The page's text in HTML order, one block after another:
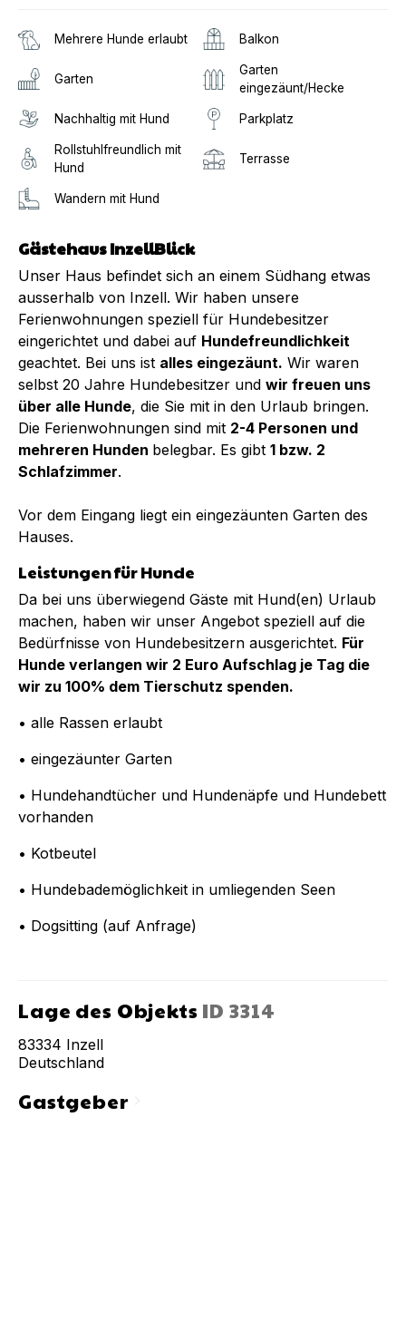
Mehrere Hunde erlaubt Balkon
Garten
Garten
eingezäunt/Hecke
Nachhaltig mit Hund Parkplatz
Rollstuhlfreundlich mit
Hund
Terrasse
Wandern mit Hund
Gästehaus InzellBlick
Unser Haus befindet sich an einem Südhang etwas
ausserhalb von Inzell. Wir haben unsere
Ferienwohnungen speziell für Hundebesitzer
eingerichtet und dabei auf Hundefreundlichkeit
geachtet. Bei uns ist alles eingezäunt. Wir waren
selbst 20 Jahre Hundebesitzer und wir freuen uns
über alle Hunde, die Sie mit in den Urlaub bringen.
Die Ferienwohnungen sind mit 2-4 Personen und
mehreren Hunden belegbar. Es gibt 1 bzw. 2
Schlafzimmer.
Vor dem Eingang liegt ein eingezäunten Garten des
Hauses.
Leistungen für Hunde
Da bei uns überwiegend Gäste mit Hund(en) Urlaub
machen, haben wir unser Angebot speziell auf die
Bedürfnisse von Hundebesitzern ausgerichtet. Für
Hunde verlangen wir 2 Euro Aufschlag je Tag die
wir zu 100% dem Tierschutz spenden.
• alle Rassen erlaubt
• eingezäunter Garten
• Hundehandtücher und Hundenäpfe und Hundebett
vorhanden
• Kotbeutel
• Hundebademöglichkeit in umliegenden Seen
• Dogsitting (auf Anfrage)
Lage des Objekts ID3314
83334 Inzell
Deutschland
Gastgeberchevron_right